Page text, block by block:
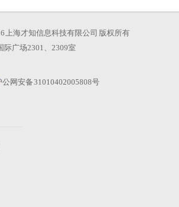
上海才知信息科技有限公司 版权所有
际广场2301、2309室
公网安备 31010402005808号